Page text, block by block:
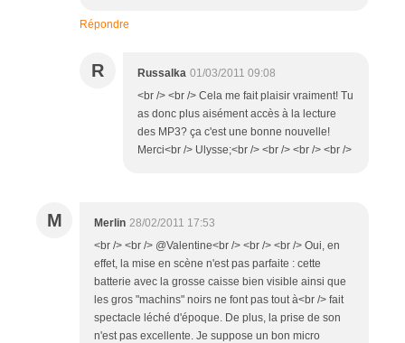
Répondre
R Russalka 01/03/2011 09:08
<br /> <br /> Cela me fait plaisir vraiment! Tu
as donc plus aisément accès à la lecture
des MP3? ça c'est une bonne nouvelle!
Merci<br /> Ulysse;<br /> <br /> <br /> <br />
M Merlin 28/02/2011 17:53
<br /> <br /> @Valentine<br /> <br /> <br /> Oui, en
effet, la mise en scène n'est pas parfaite : cette
batterie avec la grosse caisse bien visible ainsi que
les gros "machins" noirs ne font pas tout à<br /> fait
spectacle léché d'époque. De plus, la prise de son
n'est pas excellente. Je suppose un bon micro